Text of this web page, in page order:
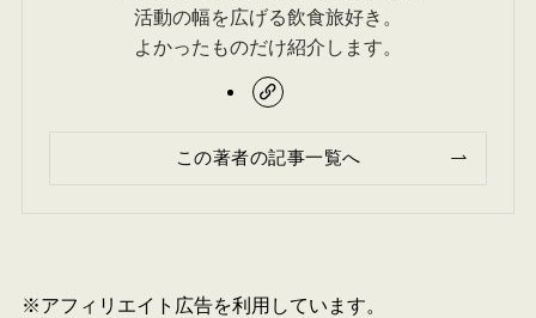
活動の幅を広げる飲食旅好き。
よかったものだけ紹介します。
この著者の記事一覧へ
※アフィリエイト広告を利用しています。